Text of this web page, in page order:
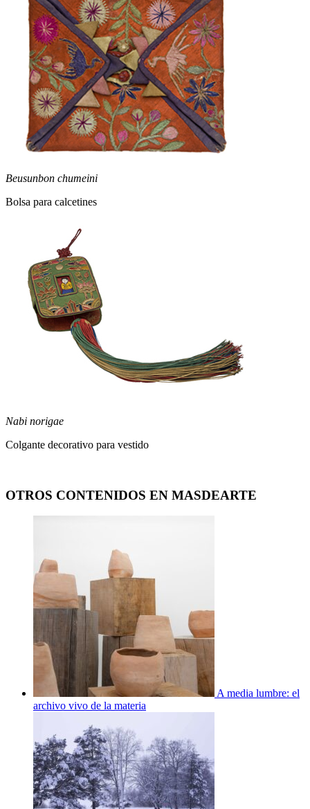
Beusunbon chumeini
Bolsa para calcetines
Nabi norigae
Colgante decorativo para vestido
OTROS CONTENIDOS EN MASDEARTE
A media lumbre: el
archivo vivo de la materia